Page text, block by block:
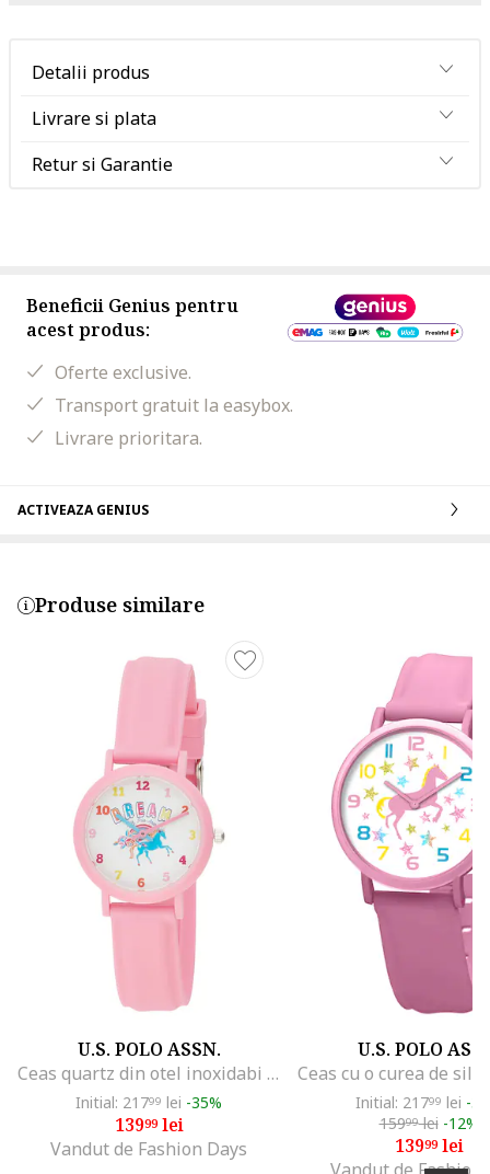
Detalii produs
Livrare si plata
Retur si Garantie
Beneficii Genius pentru
acest produs:
Oferte exclusive.
Transport gratuit la easybox.
Livrare prioritara.
ACTIVEAZA GENIUS
Produse similare
U.S. POLO ASSN.
Ceas quartz din otel inoxidabi cu curea din silicon, Roz
Initial: 21799 lei -35%
13999lei
Vandut de Fashion Days
U.S. POLO
Initial: 21799 lei -
15999lei -12%
13999lei